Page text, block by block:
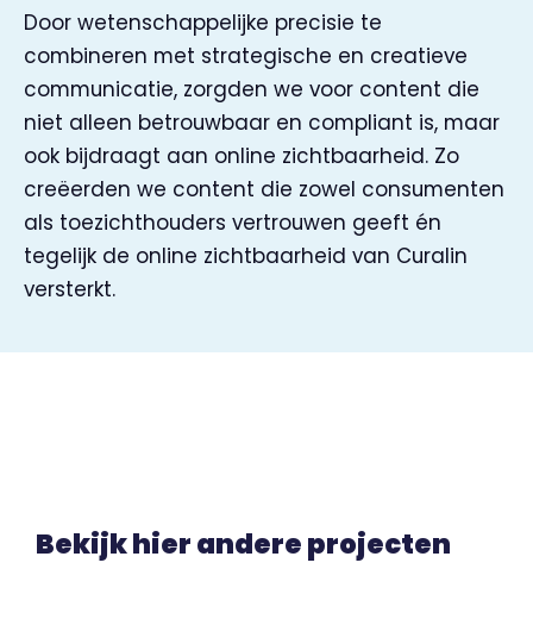
Door wetenschappelijke precisie te
combineren met strategische en creatieve
communicatie, zorgden we voor content die
niet alleen betrouwbaar en compliant is, maar
ook bijdraagt aan online zichtbaarheid. Zo
creëerden we content die zowel consumenten
als toezichthouders vertrouwen geeft én
tegelijk de online zichtbaarheid van Curalin
versterkt.
Bekijk hier andere projecten